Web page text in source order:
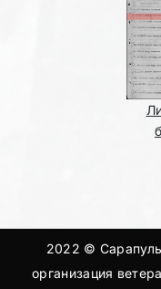
2022 ©
организация